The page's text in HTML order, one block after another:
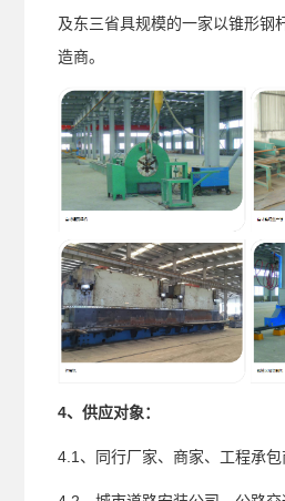
及东三省具规模的一家以锥形钢
造商。
4、供应对象：
4.1、同行厂家、商家、工程承包